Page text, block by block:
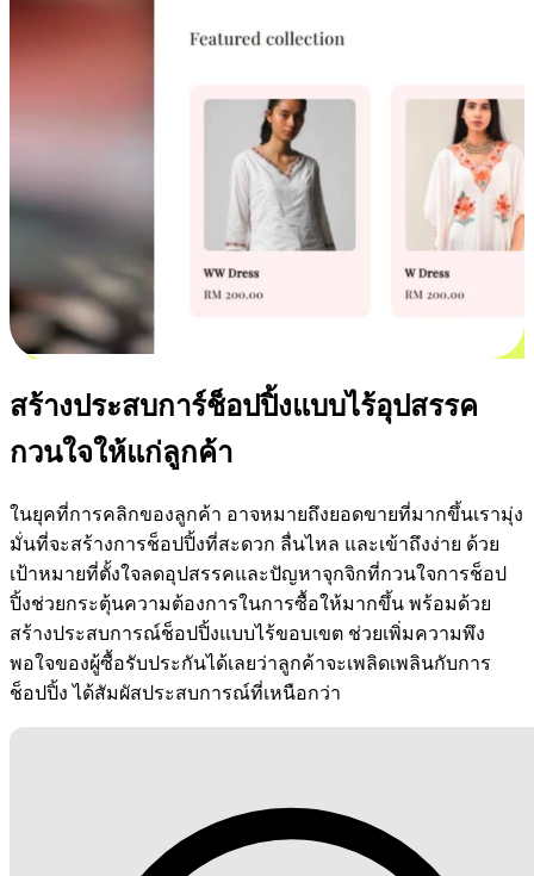
สร้างประสบการ์ช็อปปิ้งแบบไร้อุปสรรค
กวนใจให้แก่ลูกค้า
ในยุคที่การคลิกของลูกค้า อาจหมายถึงยอดขายที่มากขึ้นเรามุ่ง
มั่นที่จะสร้างการช็อปปิ้งที่สะดวก ลื่นไหล และเข้าถึงง่าย ด้วย
เป้าหมายที่ตั้งใจลดอุปสรรคและปัญหาจุกจิกที่กวนใจการช็อป
ปิ้งช่วยกระตุ้นความต้องการในการซื้อให้มากขึ้น พร้อมด้วย
สร้างประสบการณ์ช็อปปิ้งแบบไร้ขอบเขต ช่วยเพิ่มความพึง
พอใจของผู้ซื้อรับประกันได้เลยว่าลูกค้าจะเพลิดเพลินกับการ
ช็อปปิ้ง ได้สัมผัสประสบการณ์ที่เหนือกว่า